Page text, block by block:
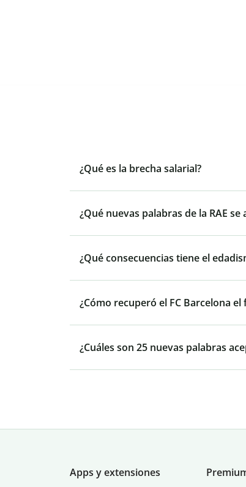
¿Qué es la brecha salarial?
¿Qué nuevas palabras de la RAE
¿Qué consecuencias tiene el
¿Cómo recuperó el FC Barcelona
¿Cuáles son 25 nuevas palabras
Apps y extensiones